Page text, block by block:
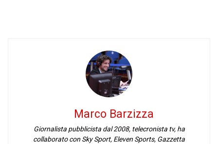
Marco Barzizza
Giornalista pubblicista dal 2008, telecronista tv, ha
collaborato con Sky Sport, Eleven Sports, Gazzetta